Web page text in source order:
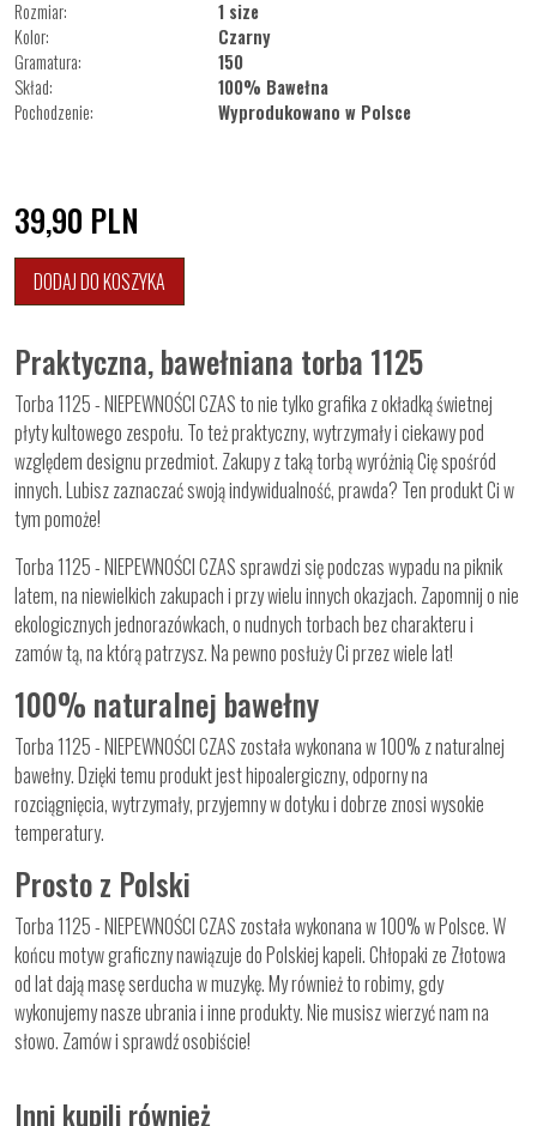
Rozmiar:
1 size
Kolor:
Czarny
Gramatura:
150
Skład:
100% Bawełna
Pochodzenie:
Wyprodukowano w Polsce
39,90 PLN
DODAJ DO KOSZYKA
Praktyczna, bawełniana torba 1125
Torba 1125 - NIEPEWNOŚCI CZAS to nie tylko grafika z okładką świetnej
płyty kultowego zespołu. To też praktyczny, wytrzymały i ciekawy pod
względem designu przedmiot. Zakupy z taką torbą wyróżnią Cię spośród
innych. Lubisz zaznaczać swoją indywidualność, prawda? Ten produkt Ci w
tym pomoże!
Torba 1125 - NIEPEWNOŚCI CZAS sprawdzi się podczas wypadu na piknik
latem, na niewielkich zakupach i przy wielu innych okazjach. Zapomnij o nie
ekologicznych jednorazówkach, o nudnych torbach bez charakteru i
zamów tą, na którą patrzysz. Na pewno posłuży Ci przez wiele lat!
100% naturalnej bawełny
Torba 1125 - NIEPEWNOŚCI CZAS została wykonana w 100% z naturalnej
bawełny. Dzięki temu produkt jest hipoalergiczny, odporny na
rozciągnięcia, wytrzymały, przyjemny w dotyku i dobrze znosi wysokie
temperatury.
Prosto z Polski
Torba 1125 - NIEPEWNOŚCI CZAS została wykonana w 100% w Polsce. W
końcu motyw graficzny nawiązuje do Polskiej kapeli. Chłopaki ze Złotowa
od lat dają masę serducha w muzykę. My również to robimy, gdy
wykonujemy nasze ubrania i inne produkty. Nie musisz wierzyć nam na
słowo. Zamów i sprawdź osobiście!
Inni kupili również